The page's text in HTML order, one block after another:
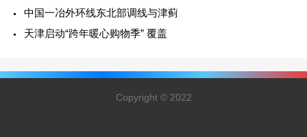
中国一冶外环线东北部调线与津蓟
天津启动“跨年暖心购物季” 覆盖
Copyright © 2022